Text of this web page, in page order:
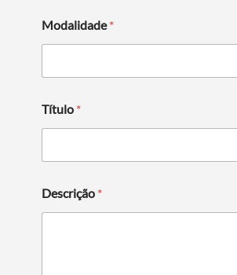
Modalidade*
Título *
Descrição *